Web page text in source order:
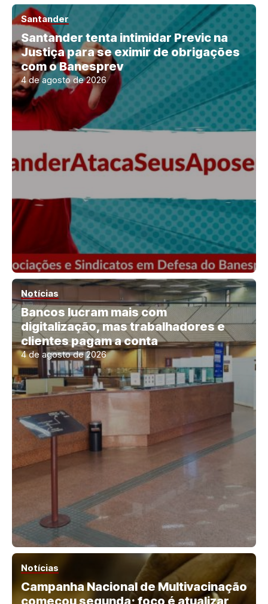
Santander
Santander tenta intimidar Previc na
Justiça para se eximir de obrigações
com o Banesprev
4 de agosto de 2026
Notícias
Bancos lucram mais com
digitalização, mas trabalhadores e
clientes pagam a conta
4 de agosto de 2026
Notícias
Campanha Nacional de Multivacinação
começou segunda; foco é atualizar